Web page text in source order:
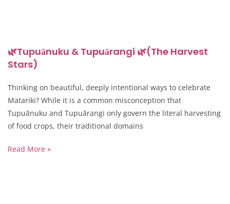
🌿Tupuānuku & Tupuārangi 🌿(The Harvest
Stars)
Thinking on beautiful, deeply intentional ways to celebrate
Matariki? While it is a common misconception that
Tupuānuku and Tupuārangi only govern the literal harvesting
of food crops, their traditional domains
Read More »